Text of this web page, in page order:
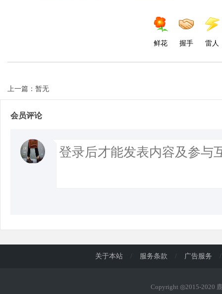
鲜花 握手 雷人
上一篇：暂无
会员评论
关于本站 / 服务条款 / 广告服务 /
Copyright ◎2015-2020